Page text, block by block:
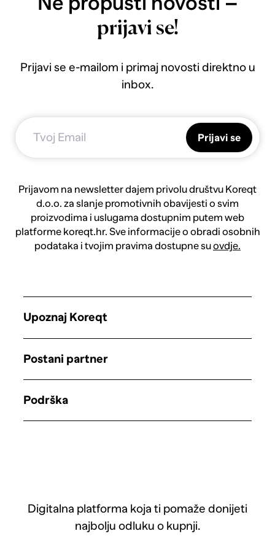
prijavi se!
Prijavi se e-mailom i primaj novosti direktno u
inbox.
Prijavi se
Prijavom na newsletter dajem privolu društvu Koreqt
d.o.o. za slanje promotivnih obavijesti o svim
proizvodima i uslugama dostupnim putem web
platforme koreqt.hr. Sve informacije o obradi osobnih
podataka i tvojim pravima dostupne suovdje.
Digitalna platforma koja ti pomaže donijeti
najbolju odluku o kupnji.
Upoznaj Koreqt
Postani partner
Podrška